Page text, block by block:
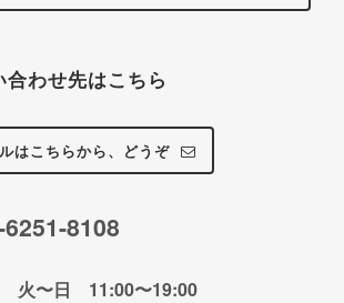
わせ先はこちら
はこちらから、どうぞ
8108
火〜日 11:00〜19:00